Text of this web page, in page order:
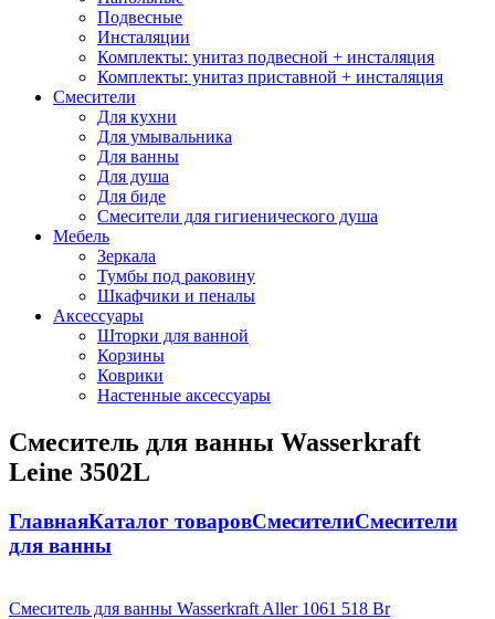
Подвесные
Инсталяции
Комплекты: унитаз подвесной + инсталяция
Комплекты: унитаз приставной + инсталяция
Смесители
Для кухни
Для умывальника
Для ванны
Для душа
Для биде
Смесители для гигиенического душа
Мебель
Зеркала
Тумбы под раковину
Шкафчики и пеналы
Аксессуары
Шторки для ванной
Корзины
Коврики
Настенные аксессуары
Смеситель для ванны Wasserkraft
Leine 3502L
ГлавнаяКаталог товаровСмесителиСмесители
для ванны
Смеситель для ванны Wasserkraft Aller 1061 518 Br